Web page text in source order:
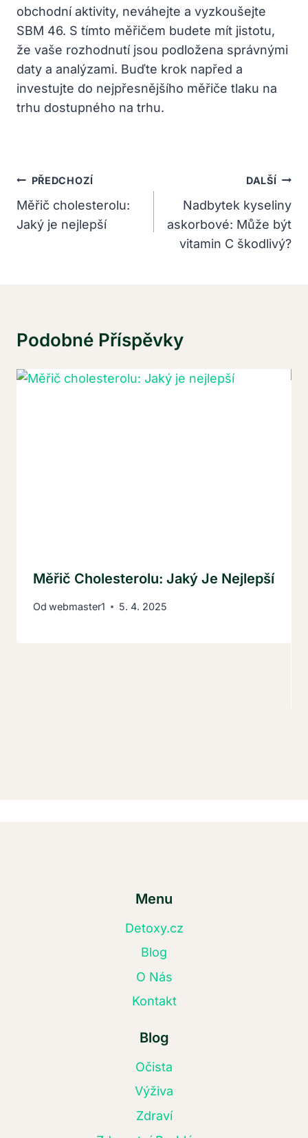
obchodní aktivity, neváhejte a vyzkoušejte
SBM 46. S tímto měřičem budete mít jistotu,
že vaše rozhodnutí jsou podložena správnými
daty a analýzami. Buďte krok napřed a
investujte do nejpřesnějšího měřiče tlaku na
trhu dostupného na trhu.
Navigace
Pro
Příspěvek
PŘEDCHOZÍ
Měřič cholesterolu:
Jaký je nejlepší
DALŠÍ
Nadbytek kyseliny
askorbové: Může být
vitamin C škodlivý?
Podobné Příspěvky
Měřič Cholesterolu: Jaký Je Nejlepší
Od webmaster1 5. 4. 2025
Menu
Detoxy.cz
Blog
O Nás
Kontakt
Blog
Očista
Výživa
Zdraví